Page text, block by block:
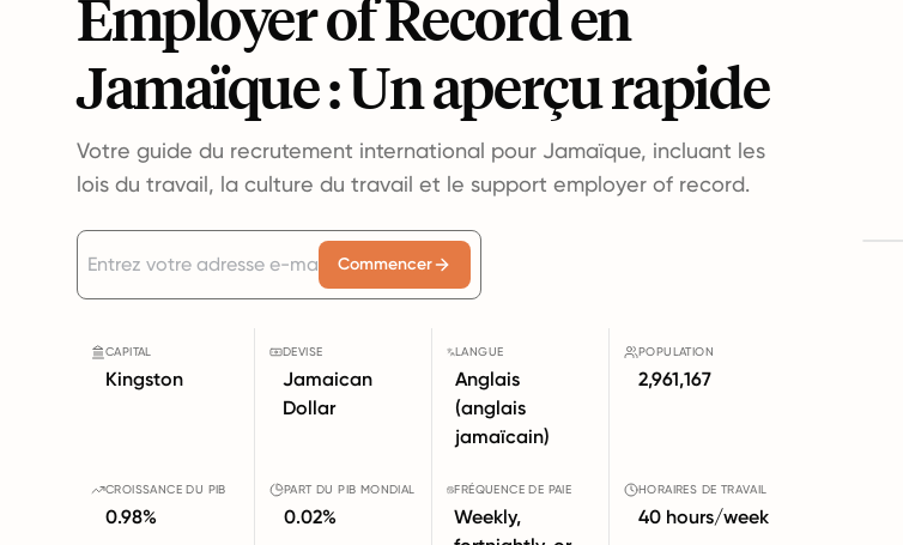
Employer of Record en
Jamaïque : Un aperçu rapide
Votre guide du recrutement international pour Jamaïque, incluant les
lois du travail, la culture du travail et le support employer of record.
Commencer
CAPITAL
Kingston
DEVISE
Jamaican
Dollar
LANGUE
Anglais
(anglais
jamaïcain)
POPULATION
2,961,167
CROISSANCE DU PIB
0.98%
PART DU PIB MONDIAL
0.02%
FRÉQUENCE DE PAIE
Weekly,
HORAIRES DE TRAVAIL
40 hours/week